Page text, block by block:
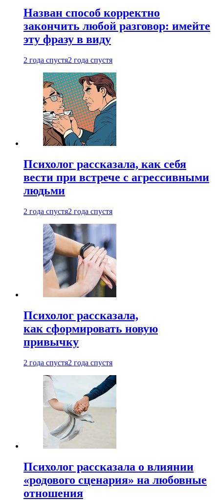
Назван способ корректно
закончить любой разговор: имейте
эту фразу в виду
2 года спустя2 года спустя
Психолог рассказала, как себя
вести при встрече с агрессивными
людьми
2 года спустя2 года спустя
Психолог рассказала,
как сформировать новую
привычку
2 года спустя2 года спустя
Психолог рассказала о влиянии
«родового сценария» на любовные
отношения